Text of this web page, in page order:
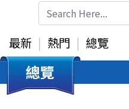
最新 熱門 總覽
總覽